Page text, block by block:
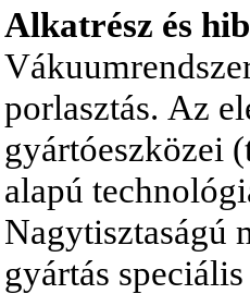
Alkatrész és
porlasztás. Az
gyártóeszközei
alapú
Nagytisztaságú
gyártás